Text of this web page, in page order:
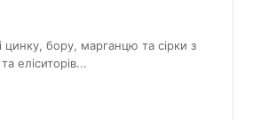
цинку, бору, марганцю та сірки з
еліситорів...